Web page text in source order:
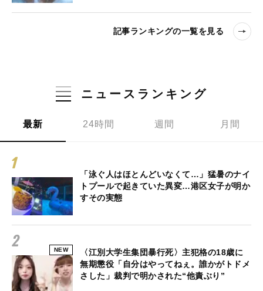
記事ランキングの一覧を見る
ニュースランキング
最新 24時間 週間 月間
「泳ぐ人はほとんどいなくて…」猛暑のナイ
トプールで起きていた異変…港区女子が明か
すその実態
NEW
〈江別大学生集団暴行死〉主犯格の18歳に
無期懲役「自分はやってねぇ。誰かがトドメ
さした」裁判で明かされた“他責ぶり”